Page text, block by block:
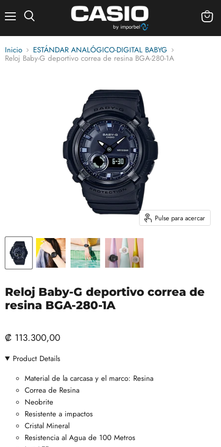
carrito
Inicio ESTÁNDAR ANALÓGICO-DIGITAL BABYG
Reloj Baby-G deportivo correa de resina BGA-280-1A
Pulse para acercar
Reloj Baby-G deportivo correa de
resina BGA-280-1A
₡ 113.300,00
Product Details
Material de la carcasa y el marco: Resina
Correa de Resina
Neobrite
Resistente a impactos
Cristal Mineral
Resistencia al Agua de 100 Metros